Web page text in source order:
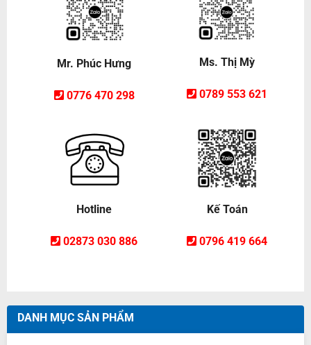
Mr. Phúc Hưng
0776 470 298
Ms. Thị Mỳ
0789 553 621
Hotline
02873 030 886
Kế Toán
0796 419 664
DANH MỤC SẢN PHẨM